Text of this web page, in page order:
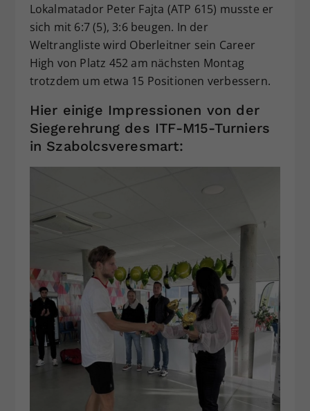
Lokalmatador Peter Fajta (ATP 615) musste er
sich mit 6:7 (5), 3:6 beugen. In der
Weltrangliste wird Oberleitner sein Career
High von Platz 452 am nächsten Montag
trotzdem um etwa 15 Positionen verbessern.
Hier einige Impressionen von der
Siegerehrung des ITF-M15-Turniers
in Szabolcsveresmart: